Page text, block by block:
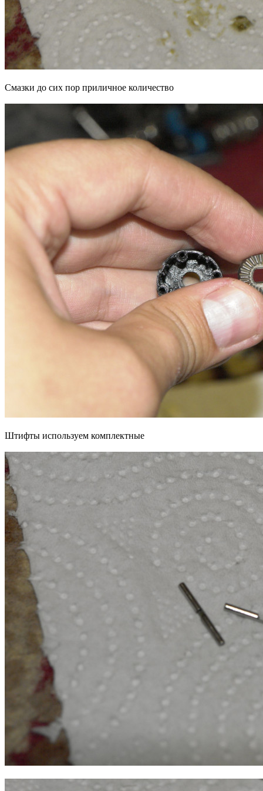
Смазки до сих пор приличное количество
Штифты используем комплектные